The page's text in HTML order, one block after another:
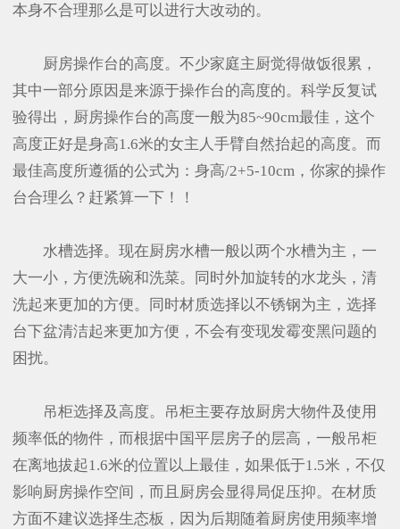
本身不合理那么是可以进行大改动的。
厨房操作台的高度。不少家庭主厨觉得做饭很累，
其中一部分原因是来源于操作台的高度的。科学反复试
验得出，厨房操作台的高度一般为85~90cm最佳，这个
高度正好是身高1.6米的女主人手臂自然抬起的高度。而
最佳高度所遵循的公式为：身高/2+5-10cm，你家的操作
台合理么？赶紧算一下！！
水槽选择。现在厨房水槽一般以两个水槽为主，一
大一小，方便洗碗和洗菜。同时外加旋转的水龙头，清
洗起来更加的方便。同时材质选择以不锈钢为主，选择
台下盆清洁起来更加方便，不会有变现发霉变黑问题的
困扰。
吊柜选择及高度。吊柜主要存放厨房大物件及使用
频率低的物件，而根据中国平层房子的层高，一般吊柜
在离地拔起1.6米的位置以上最佳，如果低于1.5米，不仅
影响厨房操作空间，而且厨房会显得局促压抑。在材质
方面不建议选择生态板，因为后期随着厨房使用频率增